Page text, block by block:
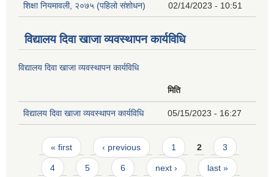
शिक्षा नियमावली, २०७५ (पहिलो संशोधन) 02/14/2023 - 10:51
विद्यालय दिवा खाजा व्यवस्थापन कार्यविधि
विद्यालय दिवा खाजा व्यवस्थापन कार्यविधि
मिति
विद्यालय दिवा खाजा व्यवस्थापन कार्यविधि 05/15/2023 - 16:27
Pages
« first ‹ previous 1 2 3
4 5 6 next › last »